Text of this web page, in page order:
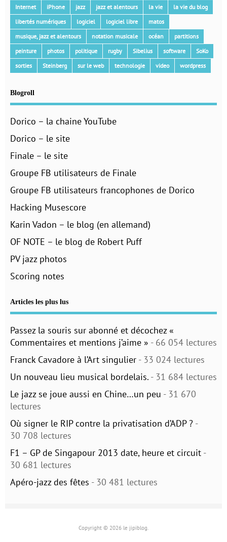
Internet
iPhone jazz jazz et alentours la vie
la vie du blog
libertés numériques
logiciel logiciel libre
matos
musique, jazz et alentours
notation musicale océan
partitions
peinture
photos politique rugby Sibelius software
SoKo
sorties
Steinberg sur le web technologie video wordpress
Blogroll
Dorico – la chaine YouTube
Dorico – le site
Finale – le site
Groupe FB utilisateurs de Finale
Groupe FB utilisateurs francophones de Dorico
Hacking Musescore
Karin Vadon – le blog (en allemand)
OF NOTE – le blog de Robert Puff
PV jazz photos
Scoring notes
Articles les plus lus
Passez la souris sur abonné et décochez «
Commentaires et mentions j’aime » - 66 054 lectures
Franck Cavadore à l’Art singulier - 33 024 lectures
Un nouveau lieu musical bordelais. - 31 684 lectures
Le jazz se joue aussi en Chine…un peu - 31 670
lectures
Où signer le RIP contre la privatisation d’ADP ? -
30 708 lectures
F1 – GP de Singapour 2013 date, heure et circuit -
30 681 lectures
Apéro-jazz des fêtes - 30 481 lectures
Copyright © 2026 le jipiblog.